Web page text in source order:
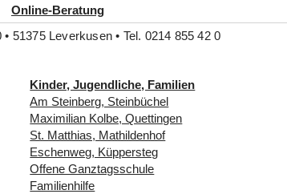
Online-Beratung
51375 Leverkusen • Tel. 0214 855 42 0
Kinder, Jugendliche, Familien
Am Steinberg, Steinbüchel
Maximilian Kolbe, Quettingen
St. Matthias, Mathildenhof
Eschenweg, Küppersteg
Offene Ganztagsschule
Familienhilfe